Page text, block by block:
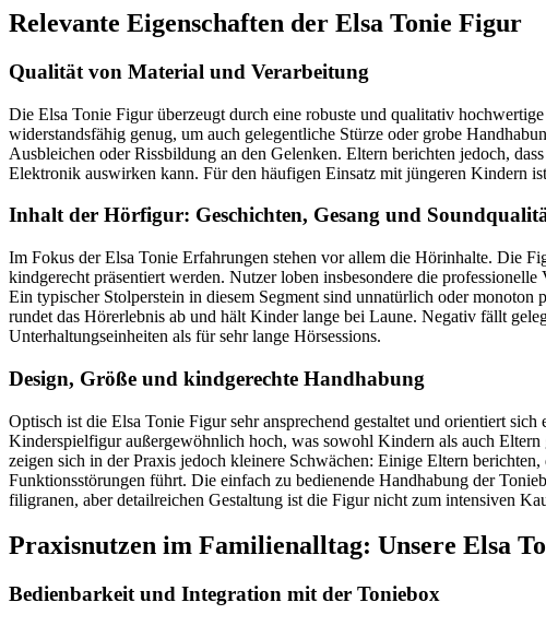
Relevante Eigenschaften der Elsa Tonie Figur
Qualität von Material und Verarbeitung
Die Elsa Tonie Figur überzeugt durch eine robuste und qualitativ
widerstandsfähig genug, um auch gelegentliche Stürze oder grobe
Ausbleichen oder Rissbildung an den Gelenken. Eltern berichten jedoch,
Elektronik auswirken kann. Für den häufigen Einsatz mit jüngeren Kindern
Inhalt der Hörfigur: Geschichten, Gesang und
Im Fokus der Elsa Tonie Erfahrungen stehen vor allem die Hörinhalte. Die
kindgerecht präsentiert werden. Nutzer loben insbesondere die
Ein typischer Stolperstein in diesem Segment sind unnatürlich oder
rundet das Hörerlebnis ab und hält Kinder lange bei Laune. Negativ fällt
Unterhaltungseinheiten als für sehr lange Hörsessions.
Design, Größe und kindgerechte Handhabung
Optisch ist die Elsa Tonie Figur sehr ansprechend gestaltet und orientiert
Kinderspielfigur außergewöhnlich hoch, was sowohl Kindern als auch
zeigen sich in der Praxis jedoch kleinere Schwächen: Einige Eltern
Funktionsstörungen führt. Die einfach zu bedienende Handhabung der
filigranen, aber detailreichen Gestaltung ist die Figur nicht zum intensiven
Praxisnutzen im Familienalltag: Unsere Elsa
Bedienbarkeit und Integration mit der Toniebox